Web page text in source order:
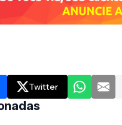
Twitter